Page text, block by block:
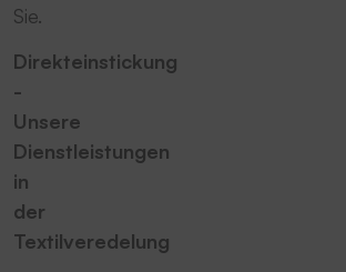
Sie.
Direkteinstickung
-
Unsere
Dienstleistungen
in
der
Textilveredelung